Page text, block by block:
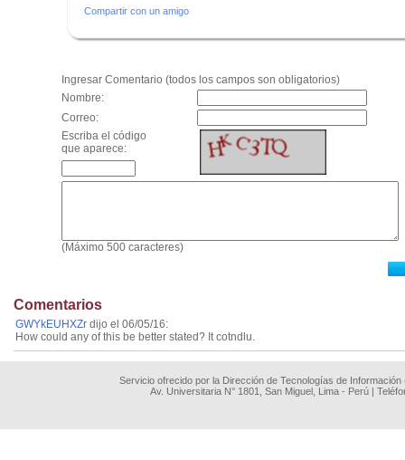
Compartir con un amigo
Ingresar Comentario (todos los campos son obligatorios)
Nombre:
Correo:
Escriba el código
que aparece:
(Máximo 500 caracteres)
Comentarios
GWYkEUHXZr dijo el 06/05/16:
How could any of this be better stated? It cotndlu.
Servicio ofrecido por la Dirección de Tecnologías de
Av. Universitaria N° 1801, San Miguel, Lima - Perú |